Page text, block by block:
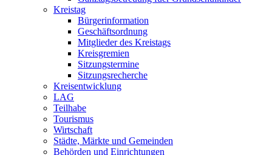
Kreistag
Bürgerinformation
Geschäftsordnung
Mitglieder des Kreistags
Kreisgremien
Sitzungstermine
Sitzungsrecherche
Kreisentwicklung
LAG
Teilhabe
Tourismus
Wirtschaft
Städte, Märkte und Gemeinden
Behörden und Einrichtungen